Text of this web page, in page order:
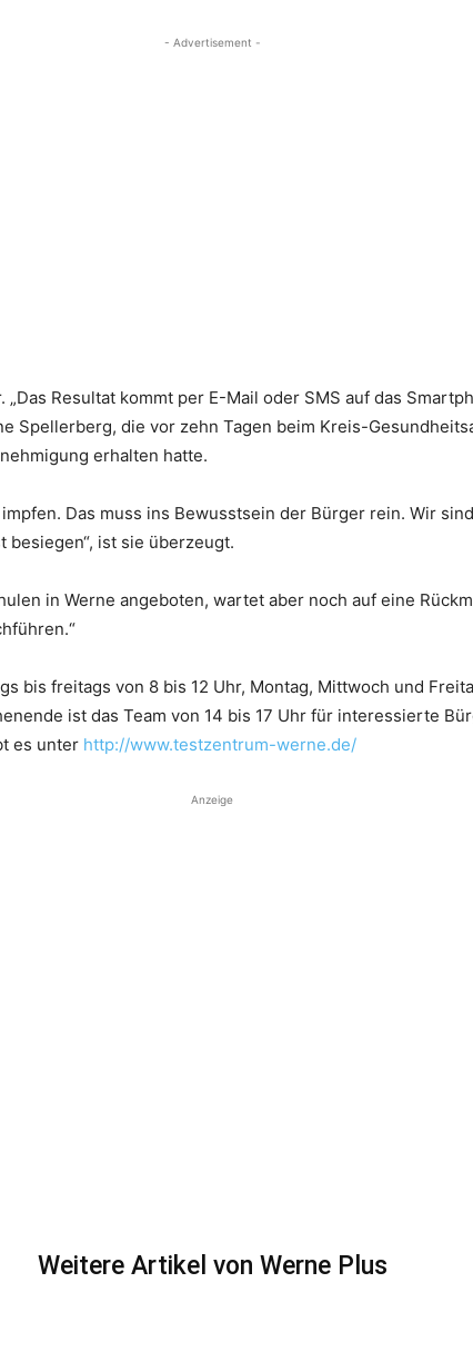
- Advertisement -
Resultat kommt per E-Mail oder SMS auf das
Spellerberg, die vor zehn Tagen beim Kreis-
erhalten hatte.
Das muss ins Bewusstsein der Bürger rein. Wir
ist sie überzeugt.
in Werne angeboten, wartet aber noch auf eine
bis freitags von 8 bis 12 Uhr, Montag, Mittwoch und
ist das Team von 14 bis 17 Uhr für interessierte
es unter http://www.testzentrum-werne.de/
Anzeige
Weitere Artikel von Werne Plus